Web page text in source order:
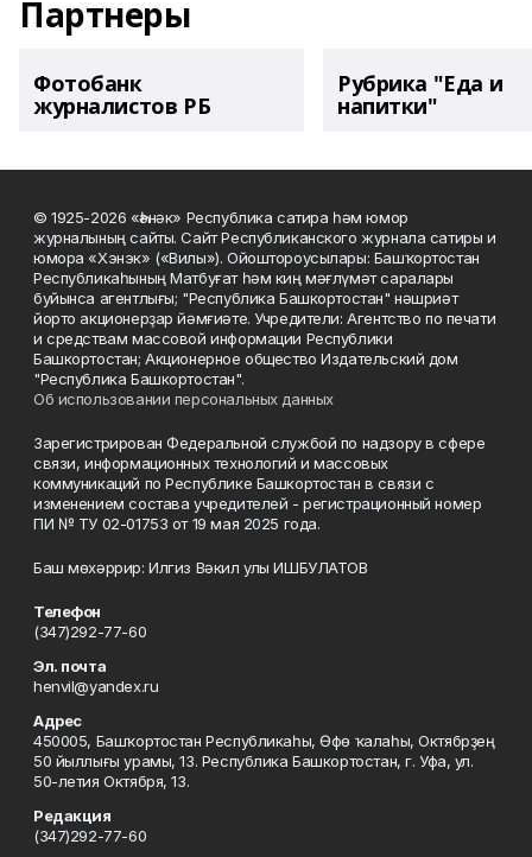
Партнеры
Фотобанк
журналистов РБ
Рубрика "Еда и
напитки"
© 1925-2026 «Һәнәк» Республика сатира һәм юмор
журналының сайты. Сайт Республиканского журнала сатиры и
юмора «Хэнэк» («Вилы»). Ойоштороусылары: Башҡортостан
Республикаһының Матбуғат һәм киң мәғлүмәт саралары
буйынса агентлығы; "Республика Башкортостан" нәшриәт
йорто акционерҙар йәмғиәте. Учредители: Агентство по печати
и средствам массовой информации Республики
Башкортостан; Акционерное общество Издательский дом
"Республика Башкортостан".
Об использовании персональных данных
Зарегистрирован Федеральной службой по надзору в сфере
связи, информационных технологий и массовых
коммуникаций по Республике Башкортостан в связи с
изменением состава учредителей - регистрационный номер
ПИ № ТУ 02-01753 от 19 мая 2025 года.
Баш мөхәррир: Илгиз Вәкил улы ИШБУЛАТОВ
Телефон
(347)292-77-60
Эл. почта
henvil@yandex.ru
Адрес
450005, Башҡортостан Республикаһы, Өфө ҡалаһы, Октябрҙең
50 йыллығы урамы, 13. Республика Башкортостан, г. Уфа, ул.
50-летия Октября, 13.
Редакция
(347)292-77-60